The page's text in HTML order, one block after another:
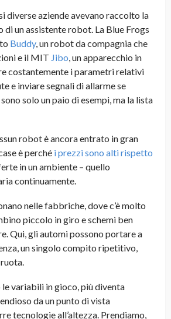
diverse aziende avevano raccolto la
di un assistente robot. La Blue Frogs
Buddy, un robot da compagnia che
e il MIT Jibo , un apparecchio in
costantemente i parametri relativi
e inviare segnali di allarme se
solo un paio di esempi, ma la lista
robot è ancora entrato in gran
è perché i prezzi sono alti rispetto
in un ambiente – quello
continuamente.
nelle fabbriche, dove c’è molto
piccolo in giro e schemi ben
Qui, gli automi possono portare a
un singolo compito ripetitivo,
variabili in gioco, più diventa
da un punto di vista
tecnologie all’altezza. Prendiamo,